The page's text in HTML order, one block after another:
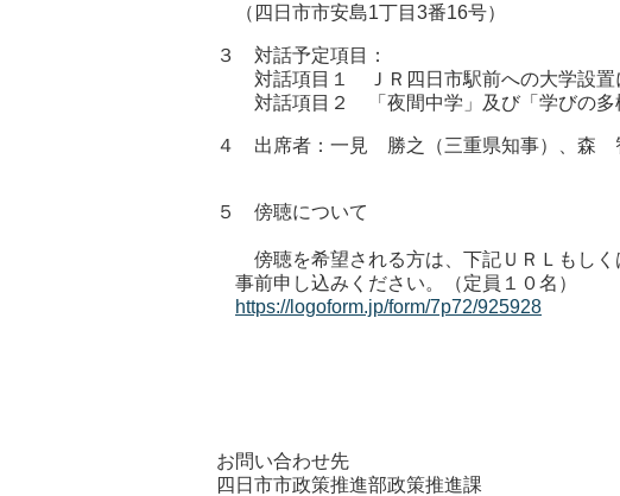
（四日市市安島1丁目3番16号）
３ 対話予定項目：
対話項目１ ＪＲ四日市駅前への大学設置
対話項目２ 「夜間中学」及び「学びの多
４ 出席者：一見 勝之（三重県知事）、森
５ 傍聴について
傍聴を希望される方は、下記ＵＲＬもしく
事前申し込みください。（定員１０名）
https://logoform.jp/form/7p72/925928
お問い合わせ先
四日市市政策推進部政策推進課